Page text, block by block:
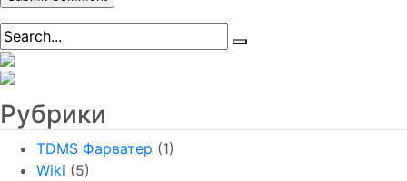
Рубрики
TDMS Фарватер (1)
Wiki (5)